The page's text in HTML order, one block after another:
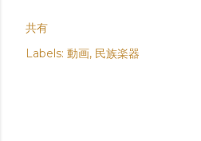
共有
Labels: 動画 民族楽器